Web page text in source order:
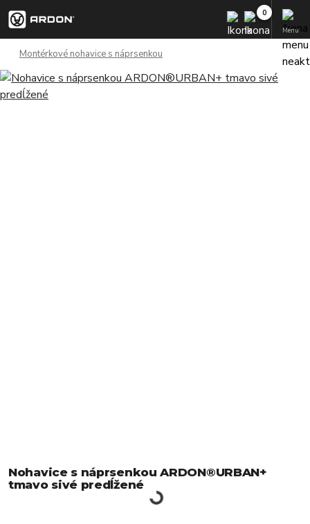
Menu
Montérkové nohavice s náprsenkou
Nohavice s náprsenkou ARDON®URBAN+
tmavo sivé predĺžené